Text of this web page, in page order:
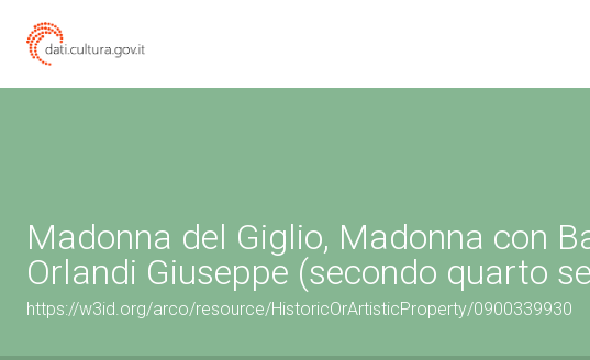
Madonna del Giglio, Madonna con
Orlandi Giuseppe (secondo quarto
https://w3id.org/arco/resource/HistoricOrArtisticProperty/0900339930